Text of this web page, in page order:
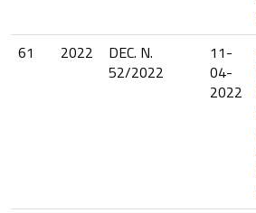
61
2022
DEC. N.
52/2022
11-
04-
2022